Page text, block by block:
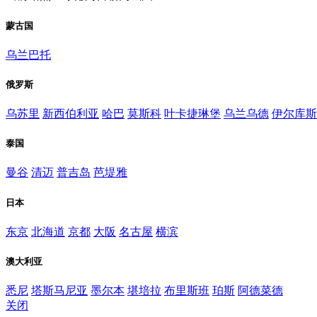
蒙古国
乌兰巴托
俄罗斯
乌苏里 新西伯利亚 哈巴 莫斯科 叶卡捷琳堡 乌兰乌德 伊尔库
泰国
曼谷 清迈 普吉岛 芭堤雅
日本
东京 北海道 京都 大阪 名古屋 横滨
澳大利亚
悉尼 塔斯马尼亚 墨尔本 堪培拉 布里斯班 珀斯 阿德菜德
关闭